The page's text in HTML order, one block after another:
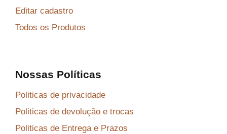
Editar cadastro
Todos os Produtos
Nossas Políticas
Politicas de privacidade
Politicas de devolução e trocas
Politicas de Entrega e Prazos